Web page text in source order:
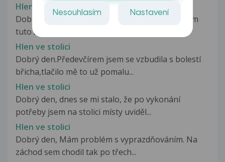
Hlen ve stolici
Dobrý den,je mi 17 let a ve stolici často nacházím
tuto želatinu (viz foto.)...
Hlen ve stolici
Dobrý den.Předevčírem jsem se vzbudila s bolestí
břicha,tlačilo mě to už pomalu...
Hlen ve stolici
Dobrý den, dnes se mi stalo, že po vykonání
potřeby jsem na stolici místy uviděl...
Hlen ve stolici
Dobrý den, Mám problém s vyprazdňováním. Na
záchod sem chodil tak po třech...
Nesouhlasím Nastavení